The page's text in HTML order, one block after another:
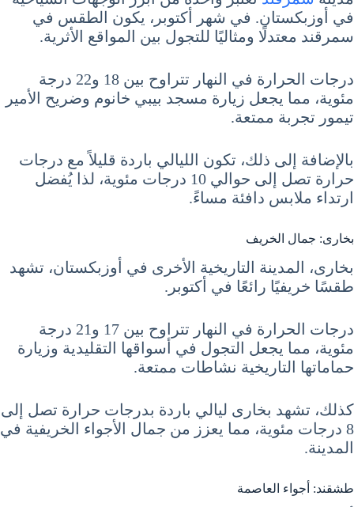
في أوزبكستان. في شهر أكتوبر، يكون الطقس في
سمرقند معتدلًا ومثاليًا للتجول بين المواقع الأثرية.
درجات الحرارة في النهار تتراوح بين 18 و22 درجة
مئوية، مما يجعل زيارة مسجد بيبي خانوم وضريح الأمير
تيمور تجربة ممتعة.
بالإضافة إلى ذلك، تكون الليالي باردة قليلاً مع درجات
حرارة تصل إلى حوالي 10 درجات مئوية، لذا يُفضل
ارتداء ملابس دافئة مساءً.
بخارى: جمال الخريف
بخارى، المدينة التاريخية الأخرى في أوزبكستان، تشهد
طقسًا خريفيًا رائعًا في أكتوبر.
درجات الحرارة في النهار تتراوح بين 17 و21 درجة
مئوية، مما يجعل التجول في أسواقها التقليدية وزيارة
حماماتها التاريخية نشاطات ممتعة.
كذلك، تشهد بخارى ليالي باردة بدرجات حرارة تصل إلى
8 درجات مئوية، مما يعزز من جمال الأجواء الخريفية في
المدينة.
طشقند: أجواء العاصمة